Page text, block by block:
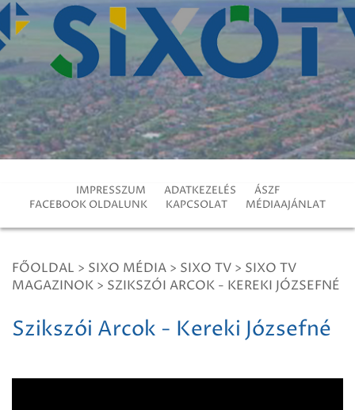
IMPRESSZUM ADATKEZELÉS
ÁSZF
FACEBOOK OLDALUNK
KAPCSOLAT MÉDIAAJÁNLAT
FŐOLDAL > SIXO MÉDIA > SIXO TV > SIXO TV
MAGAZINOK > SZIKSZÓI ARCOK - KEREKI JÓZSEFNÉ
Szikszói Arcok - Kereki Józsefné